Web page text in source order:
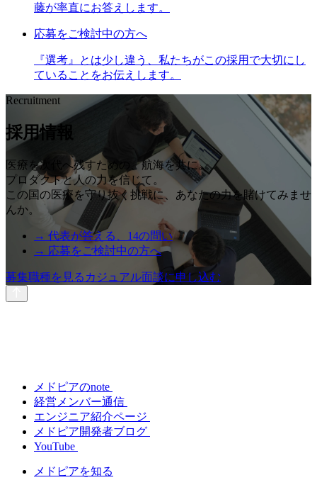
藤が率直にお答えします。
応募をご検討中の方へ
『選考』とは少し違う、私たちがこの採用で大切にし
ていることをお伝えします。
Recruitment
採用情報
医療を次代へ残すための、航海を共に。
プロダクトと人の力を信じて。
この国の医療を守り抜く挑戦に、あなたの力を賭けてみませ
んか。
→ 代表が答える、14の問い
→ 応募をご検討中の方へ
募集職種を見る カジュアル面談に申し込む
メドピアのnote
経営メンバー通信
エンジニア紹介ページ
メドピア開発者ブログ
YouTube
メドピアを知る